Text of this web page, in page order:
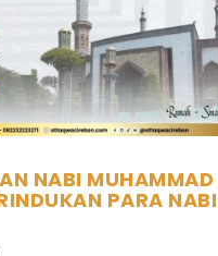
NABI MUHAMMAD
PARA NABI